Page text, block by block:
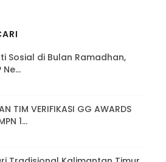
Sosial di Bulan Ramadhan,
Ne...
TIM VERIFIKASI GG AWARDS
1...